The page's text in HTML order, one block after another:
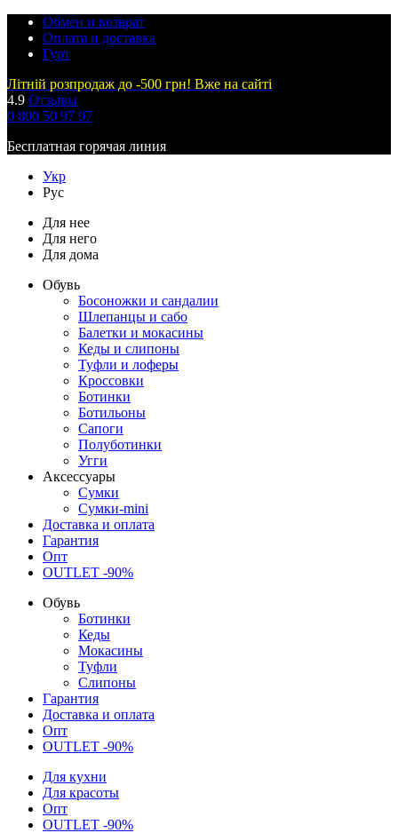
Обмен и возврат
Оплата и доставка
Гурт
Літній розпродаж до -500 грн! Вже на сайті
4.9 Отзывы
0 800 50 97 97
Бесплатная горячая линия
Укр
Рус
Для нее
Для него
Для дома
Обувь
Босоножки и сандалии
Шлепанцы и сабо
Балетки и мокасины
Кеды и слипоны
Туфли и лоферы
Кроссовки
Ботинки
Ботильоны
Сапоги
Полуботинки
Угги
Аксессуары
Сумки
Сумки-mini
Доставка и оплата
Гарантия
Опт
OUTLET -90%
Обувь
Ботинки
Кеды
Мокасины
Туфли
Слипоны
Гарантия
Доставка и оплата
Опт
OUTLET -90%
Для кухни
Для красоты
Опт
OUTLET -90%